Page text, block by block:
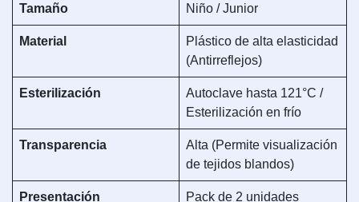
Tamaño Niño / Junior
Material
Plástico de alta elasticidad
(Antirreflejos)
Esterilización
Autoclave hasta 121°C /
Esterilización en frío
Transparencia
Alta (Permite visualización
de tejidos blandos)
Presentación Pack de 2 unidades